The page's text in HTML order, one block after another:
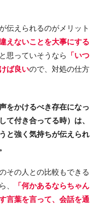
伝えられるのがメリット
えないことを大事にする
思っていそうなら
「いつ
ば良いので、対処の仕方
をかけるべき存在になっ
て付き合ってる時）は、
と強く気持ちが伝えられ
その人との比較もできる
、
「何かあるならちゃん
言葉を言って、会話を通